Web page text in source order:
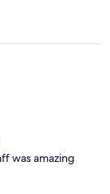
was amazing